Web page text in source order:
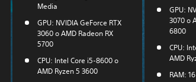
Media
GPU: NVIDIA GeForce RTX
3060 o AMD Radeon RX
5700
CPU: Intel Core i5-8600 o
AMD Ryzen 5 3600
GPU:
3070 o
6800
CPU:
AMD
RAM: